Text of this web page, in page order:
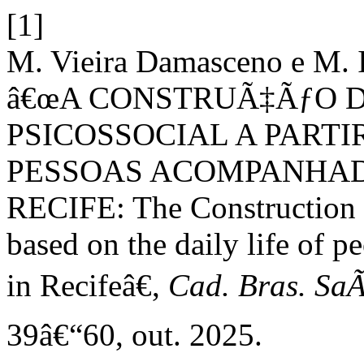
[1]
M. Vieira Damasceno e M.
â€œA CONSTRUÃ‡ÃƒO
PSICOSSOCIAL A
PESSOAS
RECIFE: The
based on the daily life of
in Recifeâ€, Cad. Bras.
39â€“60, out. 2025.